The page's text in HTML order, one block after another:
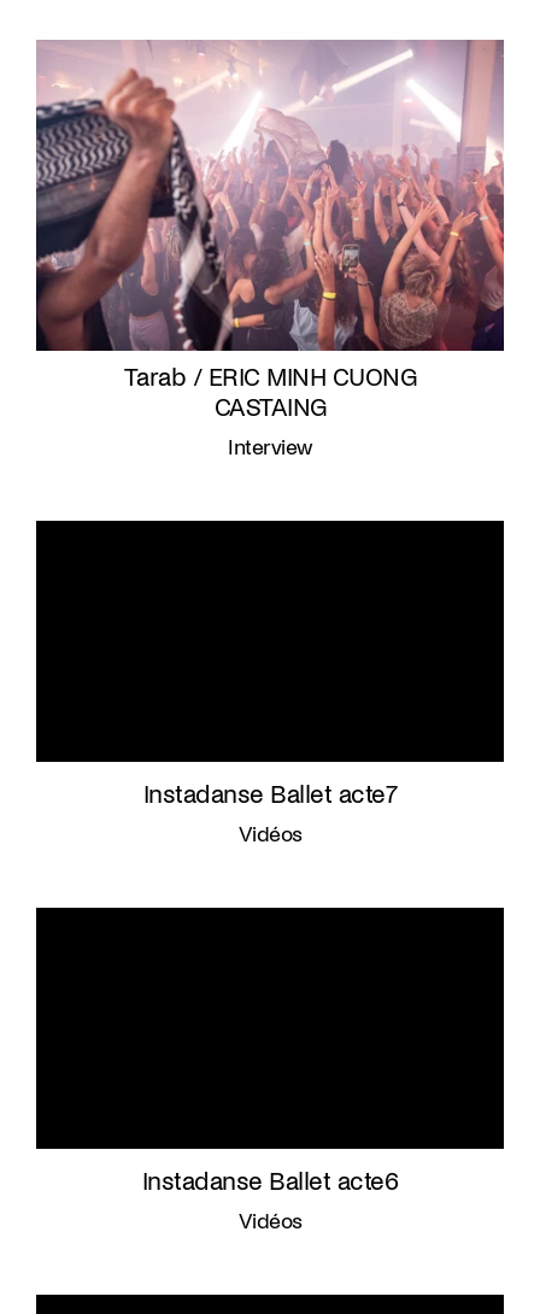
Tarab / ERIC MINH CUONG
CASTAING
Interview
Instadanse Ballet acte7
Vidéos
Instadanse Ballet acte6
Vidéos